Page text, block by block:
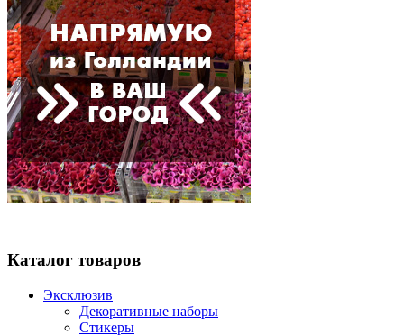
Каталог товаров
Эксклюзив
Декоративные наборы
Стикеры